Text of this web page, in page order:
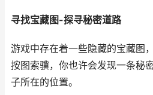
寻找宝藏图-探寻秘密道路
游戏中存在着一些隐藏的宝藏图
按图索骥，你也许会发现一条秘
子所在的位置。